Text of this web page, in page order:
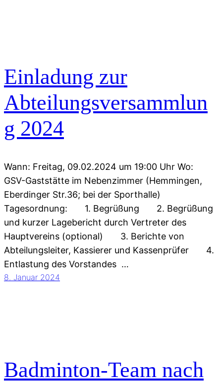
Einladung zur
Abteilungsversammlun
g 2024
Wann: Freitag, 09.02.2024 um 19:00 Uhr Wo:
GSV-Gaststätte im Nebenzimmer (Hemmingen,
Eberdinger Str.36; bei der Sporthalle)
Tagesordnung: 1. Begrüßung 2. Begrüßung
und kurzer Lagebericht durch Vertreter des
Hauptvereins (optional) 3. Berichte von
Abteilungsleiter, Kassierer und Kassenprüfer 4.
Entlastung des Vorstandes …
8. Januar 2024
Badminton-Team nach